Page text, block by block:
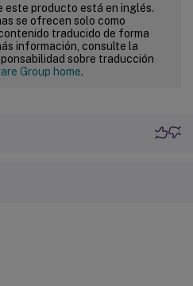
este producto está en inglés.
se ofrecen solo como
traducido de forma
información, consulte la
sobre traducción
Group home.